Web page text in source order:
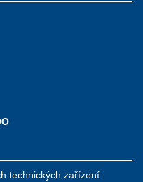
technických zařízení